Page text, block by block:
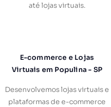
até lojas virtuais.
E-commerce e Lojas
Virtuais em Populina - SP
Desenvolvemos lojas virtuais e
plataformas de e-commerce